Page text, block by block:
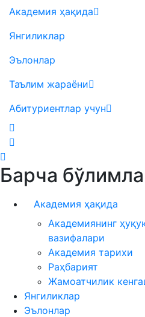
Академия ҳақида
Янгиликлар
Эълонлар
Таълим жараёни
Абитуриентлар учун
Барча
Академия ҳақида
Академиянинг
вазифалари
Академия тарихи
Раҳбарият
Жамоатчилик
Янгиликлар
Эълонлар